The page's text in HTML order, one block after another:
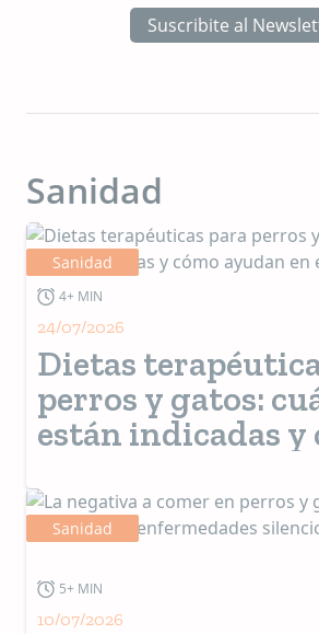
Suscribite al
Sanidad
Sanidad
4+ MIN
24/07/2026
Dietas
perros y gatos:
están indicadas y
Sanidad
5+ MIN
10/07/2026